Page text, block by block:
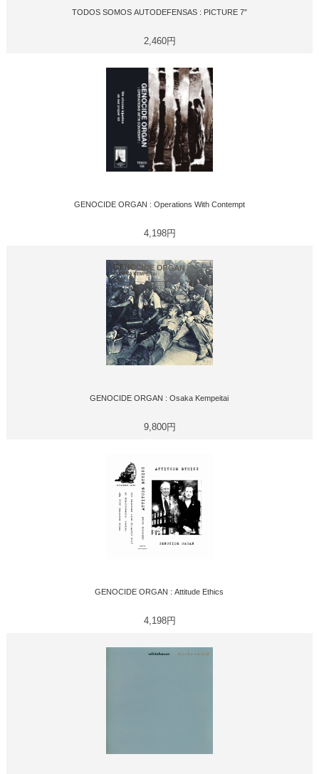
TODOS SOMOS AUTODEFENSAS : PICTURE 7″
2,460円
GENOCIDE ORGAN : Operations With Contempt
4,198円
GENOCIDE ORGAN : Osaka Kempeitai
9,800円
GENOCIDE ORGAN : Attitude Ethics
4,198円